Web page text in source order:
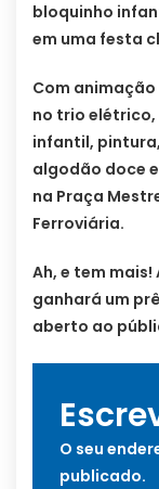
bloquinho
em uma festa
Com
no trio
infantil,
algodão doce
na Praça
Ferroviária.
Ah, e tem
ganhará um
aberto ao
O seu
publicado.